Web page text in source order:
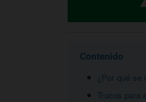
Contenido
¿Por qué se
Trucos para